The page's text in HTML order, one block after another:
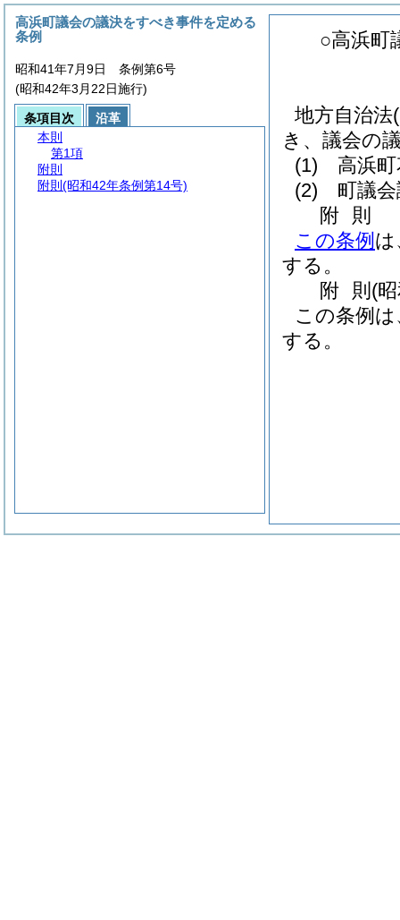
○高浜町
地方自治法
き、議会の
(1) 高浜町
(2) 町議会
附 則
この条例 は
する。
附 則 (
この条例
する。
高浜町議会の議決をすべき事件を定める
条例
昭和41年7月9日 条例第6号
(昭和42年3月22日施行)
条項目次
沿革
本則
第1項
附則
附則 (昭和42年条例第14号)